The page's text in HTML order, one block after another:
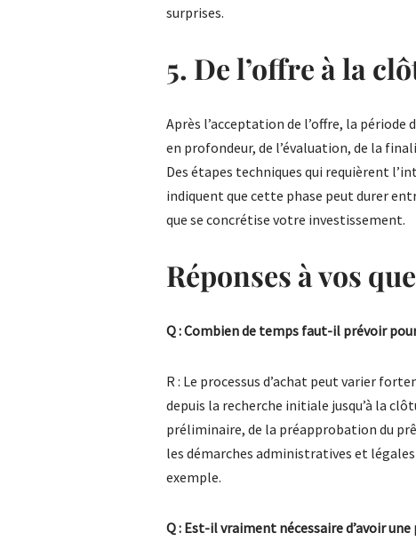
surprises.
5. De l’offre à la
Après l’acceptation de l’offre, la
en profondeur, de l’évaluation, de la
Des étapes techniques qui requièrent
indiquent que cette phase peut durer
que se concrétise votre investissement.
Réponses à vos
Q : Combien de temps faut-il prévoir
R : Le processus d’achat peut varier
depuis la recherche initiale jusqu’à la
préliminaire, de la préapprobation du
les démarches administratives et légales
exemple.
Q : Est-il vraiment nécessaire d’avoir